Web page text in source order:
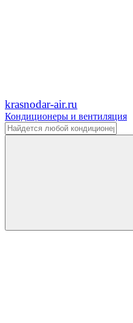
krasnodar-air.ru
Кондиционеры и вентиляция